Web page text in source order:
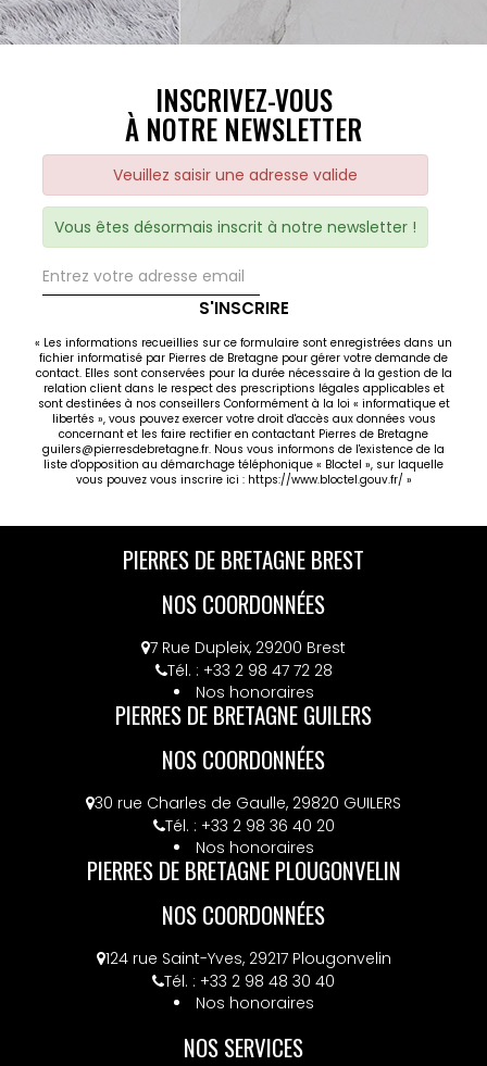
INSCRIVEZ-VOUS
À NOTRE NEWSLETTER
Veuillez saisir une adresse valide
Vous êtes désormais inscrit à notre newsletter !
S'INSCRIRE
« Les informations recueillies sur ce formulaire sont enregistrées dans un
fichier informatisé par Pierres de Bretagne pour gérer votre demande de
contact. Elles sont conservées pour la durée nécessaire à la gestion de la
relation client dans le respect des prescriptions légales applicables et
sont destinées à nos conseillers Conformément à la loi « informatique et
libertés », vous pouvez exercer votre droit d'accès aux données vous
concernant et les faire rectifier en contactant Pierres de Bretagne
guilers@pierresdebretagne.fr. Nous vous informons de l'existence de la
liste d'opposition au démarchage téléphonique « Bloctel », sur laquelle
vous pouvez vous inscrire ici : https://www.bloctel.gouv.fr/ »
PIERRES DE BRETAGNE BREST
NOS COORDONNÉES
7 Rue Dupleix, 29200 Brest
Tél. : +33 2 98 47 72 28
Nos honoraires
PIERRES DE BRETAGNE GUILERS
NOS COORDONNÉES
30 rue Charles de Gaulle, 29820 GUILERS
Tél. : +33 2 98 36 40 20
Nos honoraires
PIERRES DE BRETAGNE PLOUGONVELIN
NOS COORDONNÉES
124 rue Saint-Yves, 29217 Plougonvelin
Tél. : +33 2 98 48 30 40
Nos honoraires
NOS SERVICES